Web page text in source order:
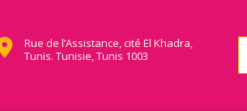
Rue de l’Assistance, cité El Khadra,
Tunis. Tunisie, Tunis 1003